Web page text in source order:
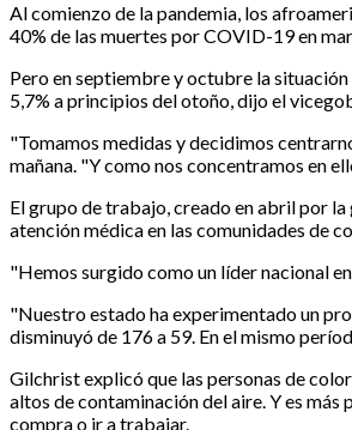
Al comienzo de la pandemia, los
40% de las muertes por COVID-19 en
Pero en septiembre y octubre la
5,7% a principios del otoño, dijo el
"Tomamos medidas y decidimos
mañana. "Y como nos concentramos en
El grupo de trabajo, creado en abril por
atención médica en las comunidades de
"Hemos surgido como un líder nacional
"Nuestro estado ha experimentado un
disminuyó de 176 a 59. En el mismo
Gilchrist explicó que las personas de
altos de contaminación del aire. Y es
compra o ir a trabajar.